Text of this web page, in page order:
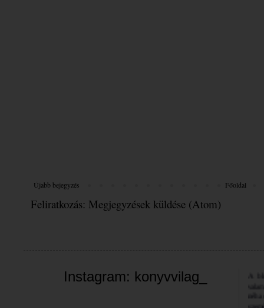
Újabb bejegyzés Főoldal
Feliratkozás: Megjegyzések küldése (Atom)
Instagram: konyvvilag_